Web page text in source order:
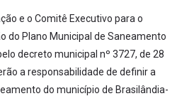
e o Comitê Executivo para o
do Plano Municipal de Saneamento
decreto municipal nº 3727, de 28
a responsabilidade de definir a
do município de Brasilândia-